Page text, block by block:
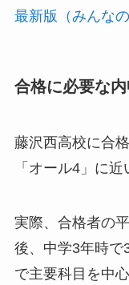
最新版（みんなの
合格に必要な
藤沢西高校に合
「オール4」に
実際、合格者の
後、中学3年時で
で主要科目を中